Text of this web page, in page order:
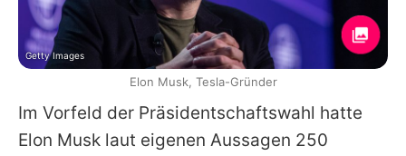
Im Vorfeld der Präsidentschaftswahl hatte
Elon Musk laut eigenen Aussagen 250
Getty Images
Elon Musk, Tesla-Gründer